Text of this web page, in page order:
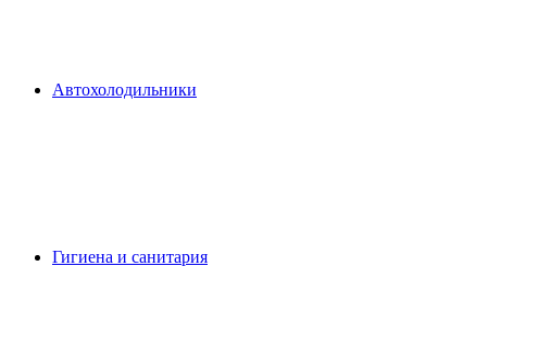
Автохолодильники
Гигиена и санитария